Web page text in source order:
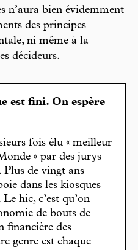
n’aura bien évidemment
des principes
ni même à la
décideurs.
est fini. On espère
fois élu « meilleur
» par des jurys
de vingt ans
dans les kiosques
hic, c’est qu’on
de bouts de
financière des
genre est chaque